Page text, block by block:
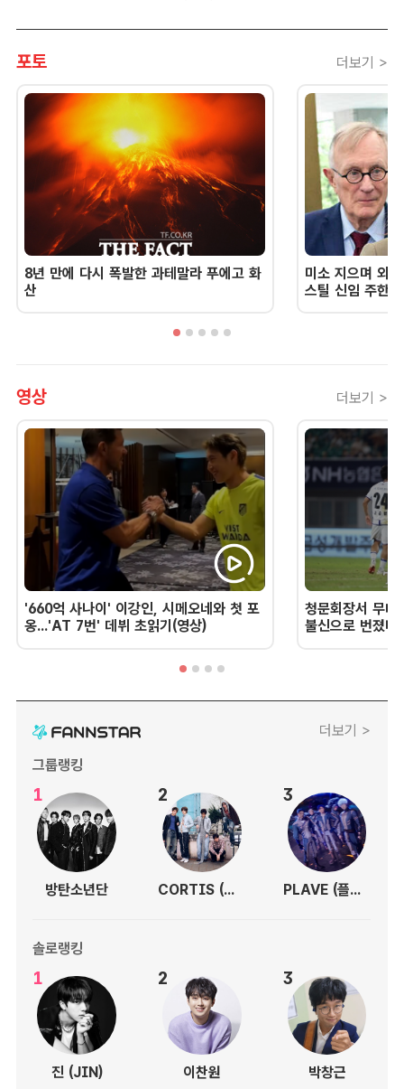
포토 더보기 >
8년 만에 다시 폭발한 과테말라 푸에고 화
산
미소 지으며 외
스틸 신임 주한
영상 더보기 >
'660억 사나이' 이강인, 시메오네와 첫 포
옹...'AT 7번' 데뷔 초읽기(영상)
청문회장서 무너
불신으로 번졌
더보기 >
그룹랭킹
1
방탄소년단
2
CORTIS (코르티스)
3
PLAVE (플레이브)
솔로랭킹
1
진 (JIN)
2
이찬원
3
박창근